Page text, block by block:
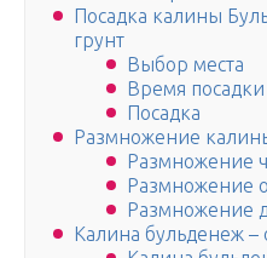
Посадка калины
грунт
Выбор места
Время посадки
Посадка
Размножение
Размножение
Размножение
Размножение
Калина бульденеж –